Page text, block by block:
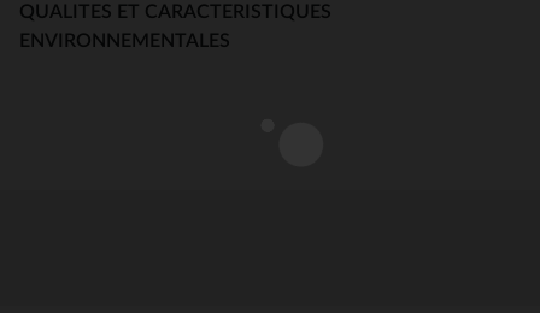
QUALITES ET CARACTERISTIQUES
ENVIRONNEMENTALES